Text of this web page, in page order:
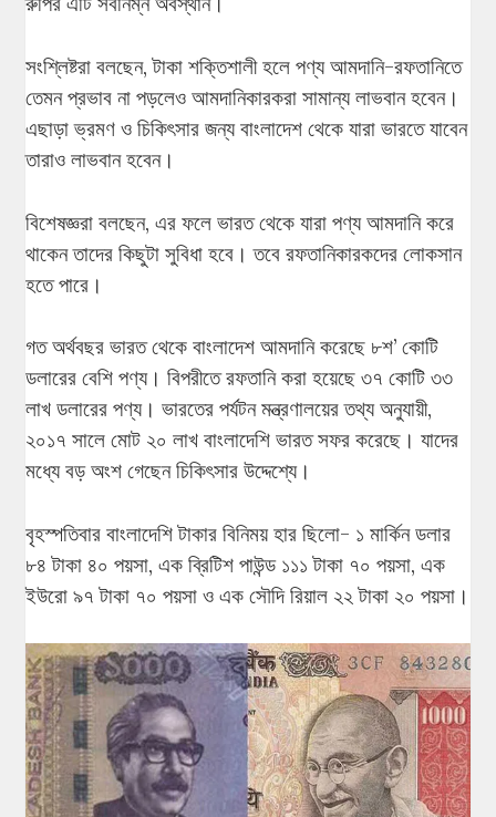
সংশ্লিষ্টরা বলছেন, টাকা শক্তিশালী হলে পণ্য আমদানি-রফতানিতে
তেমন প্রভাব না পড়লেও আমদানিকারকরা সামান্য লাভবান হবেন।
এছাড়া ভ্রমণ ও চিকিৎসার জন্য বাংলাদেশ থেকে যারা ভারতে যাবেন
তারাও লাভবান হবেন।
বিশেষজ্ঞরা বলছেন, এর ফলে ভারত থেকে যারা পণ্য আমদানি করে
থাকেন তাদের কিছুটা সুবিধা হবে। তবে রফতানিকারকদের লোকসান
হতে পারে।
গত অর্থবছর ভারত থেকে বাংলাদেশ আমদানি করেছে ৮শ’ কোটি
ডলারের বেশি পণ্য। বিপরীতে রফতানি করা হয়েছে ৩৭ কোটি ৩৩
লাখ ডলারের পণ্য। ভারতের পর্যটন মন্ত্রণালয়ের তথ্য অনুযায়ী,
২০১৭ সালে মোট ২০ লাখ বাংলাদেশি ভারত সফর করেছে। যাদের
মধ্যে বড় অংশ গেছেন চিকিৎসার উদ্দেশ্যে।
বৃহস্পতিবার বাংলাদেশি টাকার বিনিময় হার ছিলো- ১ মার্কিন ডলার
৮৪ টাকা ৪০ পয়সা, এক ব্রিটিশ পাউন্ড ১১১ টাকা ৭০ পয়সা, এক
ইউরো ৯৭ টাকা ৭০ পয়সা ও এক সৌদি রিয়াল ২২ টাকা ২০ পয়সা।